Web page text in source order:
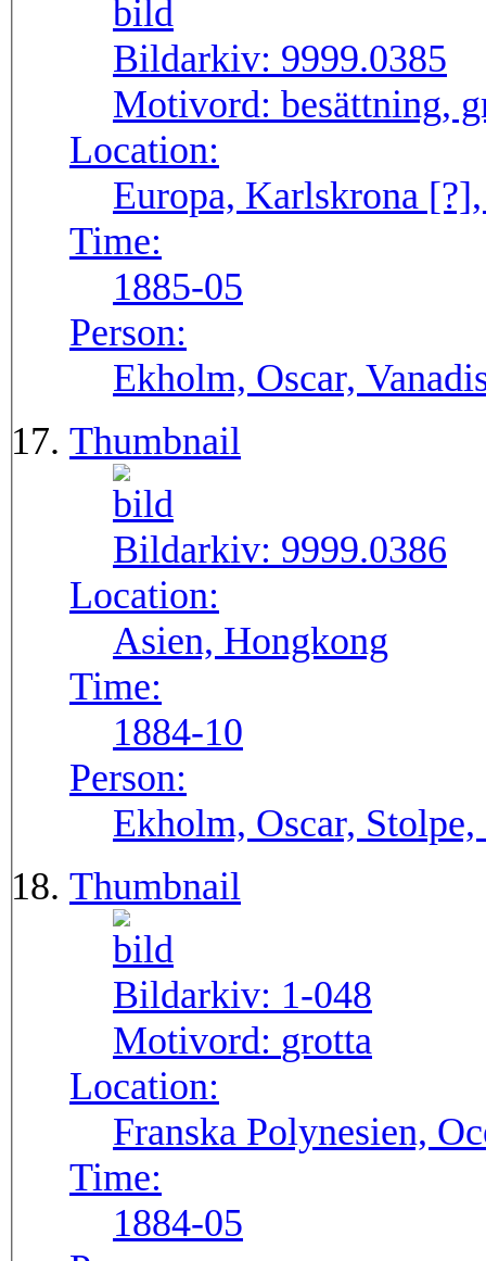
Bildarkiv: 9999.0385
Motivord: besättning,
Location:
Europa, Karlskrona
Time:
1885-05
Person:
Ekholm, Oscar,
Thumbnail
Bildarkiv: 9999.0386
Location:
Asien, Hongkong
Time:
1884-10
Person:
Ekholm, Oscar,
Thumbnail
Bildarkiv: 1-048
Motivord: grotta
Location:
Franska Polynesien,
Time:
1884-05